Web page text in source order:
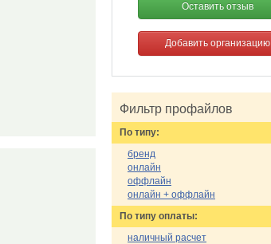
Оставить отзыв
Добавить организацию
Фильтр профайлов
По типу:
бренд
онлайн
оффлайн
онлайн + оффлайн
По типу оплаты:
наличный расчет